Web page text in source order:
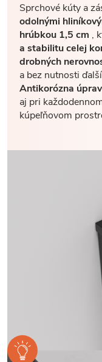
Sprchové kúty a
odolnými
hrúbkou 1,5 cm ,
a stabilitu celej
drobných
a bez nutnosti
Antikorózna
aj pri
kúpeľňovom